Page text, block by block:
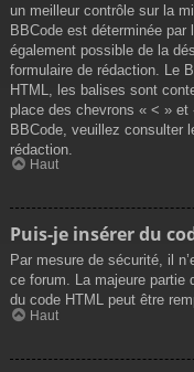
un meilleur contrôle sur la
BBCode est déterminée
également possible de la
formulaire de rédaction. Le
HTML, les balises sont
place des chevrons « < » et
BBCode, veuillez consulter
rédaction.
Haut
Puis-je insérer du
Par mesure de sécurité, il
ce forum. La majeure partie
du code HTML peut être
Haut